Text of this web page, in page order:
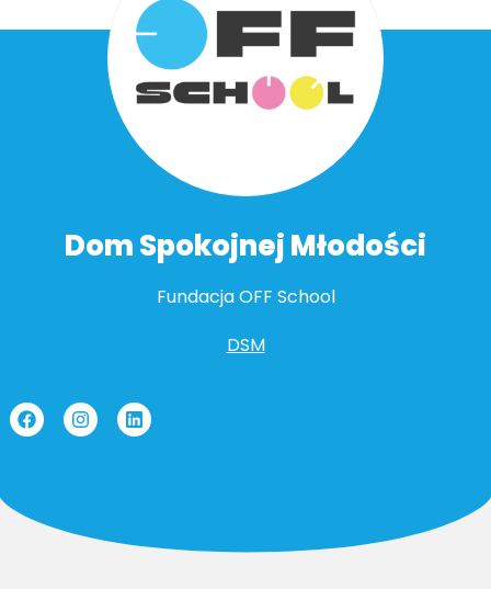
Dom Spokojnej Młodości
Fundacja OFF School
DSM